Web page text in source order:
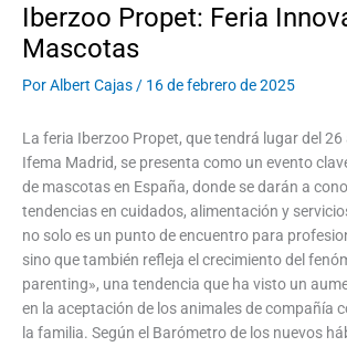
Iberzoo Propet: Feria
Mascotas
PorAlbert Cajas / 16 de febrero de 2025
La feria Iberzoo Propet, que tendrá lugar del 26
Ifema Madrid, se presenta como un evento
de mascotas en España, donde se darán a
tendencias en cuidados, alimentación y
no solo es un punto de encuentro para
sino que también refleja el crecimiento del
parenting», una tendencia que ha visto un
en la aceptación de los animales de compañía
la familia. Según el Barómetro de los nuevos